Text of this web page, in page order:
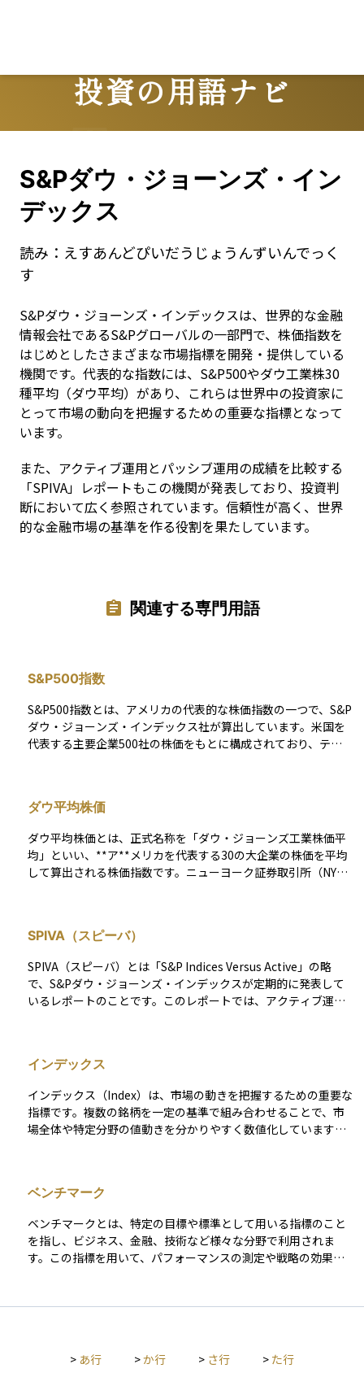
投資の用語ナビ
Terms
S&Pダウ・ジョーンズ・イン
デックス
読み： えすあんどぴいだうじょうんずいんでっく
す
S&Pダウ・ジョーンズ・インデックスは、世界的な金融
情報会社であるS&Pグローバルの一部門で、株価指数を
はじめとしたさまざまな市場指標を開発・提供している
機関です。代表的な指数には、S&P500やダウ工業株30
種平均（ダウ平均）があり、これらは世界中の投資家に
とって市場の動向を把握するための重要な指標となって
います。
また、アクティブ運用とパッシブ運用の成績を比較する
「SPIVA」レポートもこの機関が発表しており、投資判
断において広く参照されています。信頼性が高く、世界
的な金融市場の基準を作る役割を果たしています。
関連する専門用語
S&P500指数
S&P500指数とは、アメリカの代表的な株価指数の一つで、S&P
ダウ・ジョーンズ・インデックス社が算出しています。米国を
代表する主要企業500社の株価をもとに構成されており、テク
資信託）のベンチマークとしても広く活用されています。「ア
メリカ経済の健康状態を測る体温計」とも言われる、非常に重
要な指標です。
ダウ平均株価
ダウ平均株価とは、正式名称を「ダウ・ジョーンズ工業株価平
均」といい、**ア**メリカを代表する30の大企業の株価を平均
して算出される株価指数です。ニューヨーク証券取引所（NYS
で構成されている点です。つまり、株価が高い銘柄の動きが指
数に与える影響が大きく、必ずしも企業規模の大きさがそのま
ま反映されるわけではありません。たとえば、株価が高い1社の
動きだけで、全体の指数が大きく動くこともあります。 ダウ平
均は、米国の株式市場の方向性をシンプルに把握できる指標と
うに、ダウ平均株価は米国市場の「顔」として広く認識されて
も、押さえておきたい基本指標の一つです。
SPIVA（スピーバ）
SPIVA（スピーバ）とは「S&P Indices Versus Active」の略
で、S&Pダウ・ジョーンズ・インデックスが定期的に発表して
いるレポートのことです。このレポートでは、アクティブ運用
に勝っているのか、それとも負けているのかを確認するための
資料です。多くの国や地域を対象にしたデータがあり、アクテ
ィブ運用とパッシブ運用を比較するときによく使われます。特
に、長期的には市場平均に勝てるアクティブファンドが少ない
という結果がよく示されることから、投資判断の参考として非
インデックス
インデックス（Index）は、市場の動きを把握するための重要な
指標です。複数の銘柄を一定の基準で組み合わせることで、市
場全体や特定分野の値動きを分かりやすく数値化しています。
基準として広く活用されており、特にパッシブ運用（インデッ
クス運用）では、この指標と同じような値動きを実現すること
を目標としています。
ベンチマーク
ベンチマークとは、特定の目標や標準として用いる指標のこと
を指し、ビジネス、金融、技術など様々な分野で利用されま
す。この指標を用いて、パフォーマンスの測定や戦略の効果を
価するための基準点として活用され、特定の市場指数や同業他
クなどの市場指数と比較して評価することが多いです。この比
> あ行 >か行 > さ行 > た行